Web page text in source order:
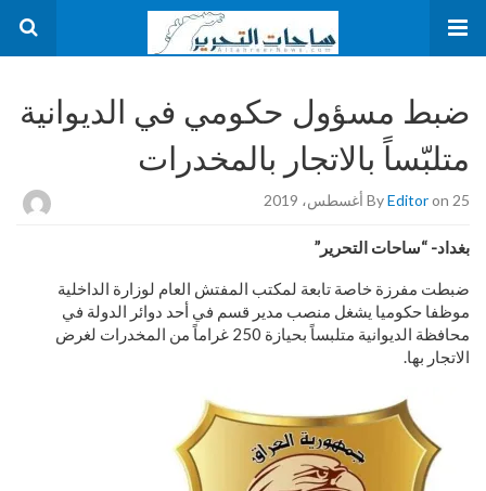
ضبط مسؤول حكومي في الديوانية
متلبّساً بالاتجار بالمخدرات
ByEditoron 25 أغسطس، 2019
بغداد- “ساحات التحرير”
ضبطت مفرزة خاصة تابعة لمكتب المفتش العام لوزارة الداخلية
موظفا حكوميا يشغل منصب مدير قسم في أحد دوائر الدولة في
محافظة الديوانية متلبساً بحيازة 250 غراماً من المخدرات لغرض
الاتجار بها.